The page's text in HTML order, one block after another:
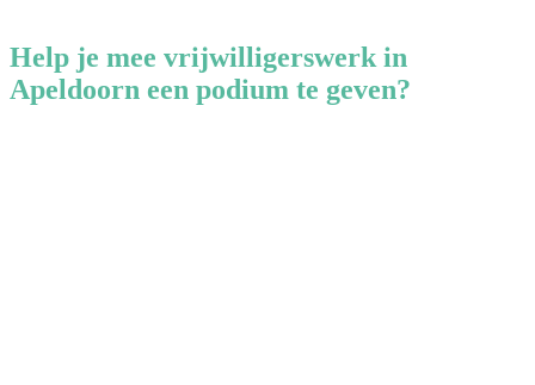
Help je mee vrijwilligerswerk in
Apeldoorn een podium te geven?